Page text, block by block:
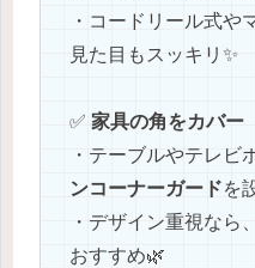
・コードリール式や
見た目もスッキリ✨
✅ 家具の角をカバー
・テーブルやテレビ
ンコーナーガードを
・デザイン重視なら
おすすめ🌿